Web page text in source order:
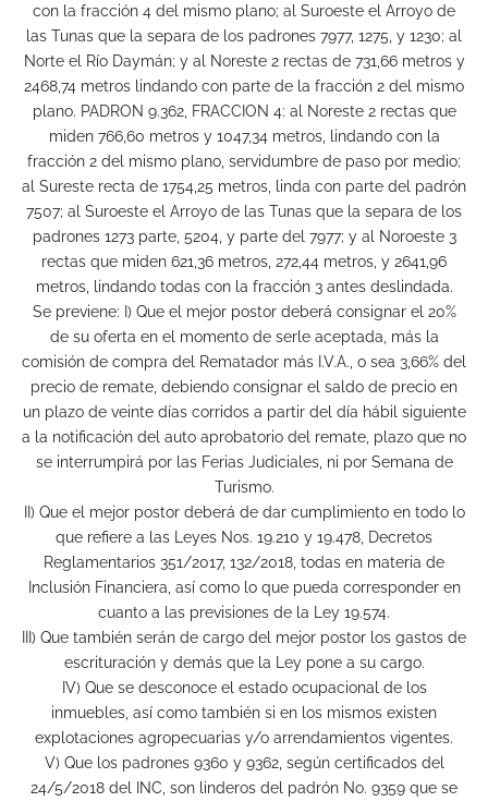
con la fracción 4 del mismo plano; al Suroeste el Arroyo de
las Tunas que la separa de los padrones 7977, 1275, y 1230; al
Norte el Río Daymán; y al Noreste 2 rectas de 731,66 metros y
2468,74 metros lindando con parte de la fracción 2 del mismo
plano. PADRON 9.362, FRACCION 4: al Noreste 2 rectas que
miden 766,60 metros y 1047,34 metros, lindando con la
fracción 2 del mismo plano, servidumbre de paso por medio;
al Sureste recta de 1754,25 metros, linda con parte del padrón
7507; al Suroeste el Arroyo de las Tunas que la separa de los
padrones 1273 parte, 5204, y parte del 7977; y al Noroeste 3
rectas que miden 621,36 metros, 272,44 metros, y 2641,96
metros, lindando todas con la fracción 3 antes deslindada.
Se previene: I) Que el mejor postor deberá consignar el 20%
de su oferta en el momento de serle aceptada, más la
comisión de compra del Rematador más I.V.A., o sea 3,66% del
precio de remate, debiendo consignar el saldo de precio en
un plazo de veinte días corridos a partir del día hábil siguiente
a la notificación del auto aprobatorio del remate, plazo que no
se interrumpirá por las Ferias Judiciales, ni por Semana de
Turismo.
II) Que el mejor postor deberá de dar cumplimiento en todo lo
que refiere a las Leyes Nos. 19.210 y 19.478, Decretos
Reglamentarios 351/2017, 132/2018, todas en materia de
Inclusión Financiera, así como lo que pueda corresponder en
cuanto a las previsiones de la Ley 19.574.
III) Que también serán de cargo del mejor postor los gastos de
escrituración y demás que la Ley pone a su cargo.
IV) Que se desconoce el estado ocupacional de los
inmuebles, así como también si en los mismos existen
explotaciones agropecuarias y/o arrendamientos vigentes.
V) Que los padrones 9360 y 9362, según certificados del
24/5/2018 del INC, son linderos del padrón No. 9359 que se